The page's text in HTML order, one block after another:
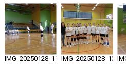
IMG_20250128_111037076